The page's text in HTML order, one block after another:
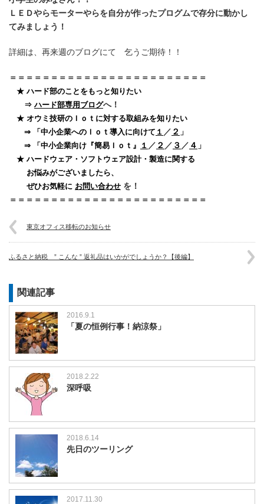
ＬＥＤやらモーターやらを自分が作ったプログムで存分に動かし
てみましょう！
詳細は、再来週のブログにて 乞うご期待！！
＝＝＝＝＝＝＝＝＝＝＝＝＝＝＝＝＝＝＝＝＝＝＝＝
★ ハード部のことをもっと知りたい
⇒ ハード部専用ブログへ！
★ オウミ技研のＩｏｔに対する取組みを知りたい
⇒ 「中小企業へのＩｏｔ導入に向けて １ ／ ２ 」
⇒ 「中小企業向け『簡易Ｉｏｔ』 １ ／ ２ ／ ３ ／ ４ 」
★ ハードウェア・ソフトウェア設計・製造に関する
お悩みがございましたら、
ぜひお気軽に お問い合わせ を！
＝＝＝＝＝＝＝＝＝＝＝＝＝＝＝＝＝＝＝＝＝＝＝＝
東京オフィス移転のお知らせ
ふるさと納税 ” こんな ” 返礼品はいかがでしょうか？【後編】
関連記事
2016.9.1
「夏の恒例行事！納涼祭」
2018.2.22
深呼吸
2018.6.14
先日のツーリング
2017.11.30